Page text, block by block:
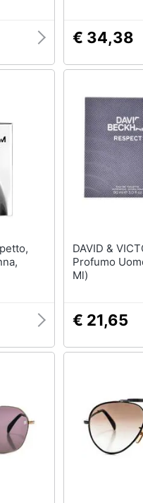
€ 34,38
DAVID &
Profumo
Ml)
€ 21,65